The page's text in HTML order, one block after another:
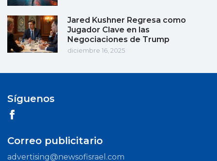
Jared Kushner Regresa como
Jugador Clave en las
Negociaciones de Trump
diciembre 16, 2025
Síguenos
Correo publicitario
advertising@newsofisrael.com